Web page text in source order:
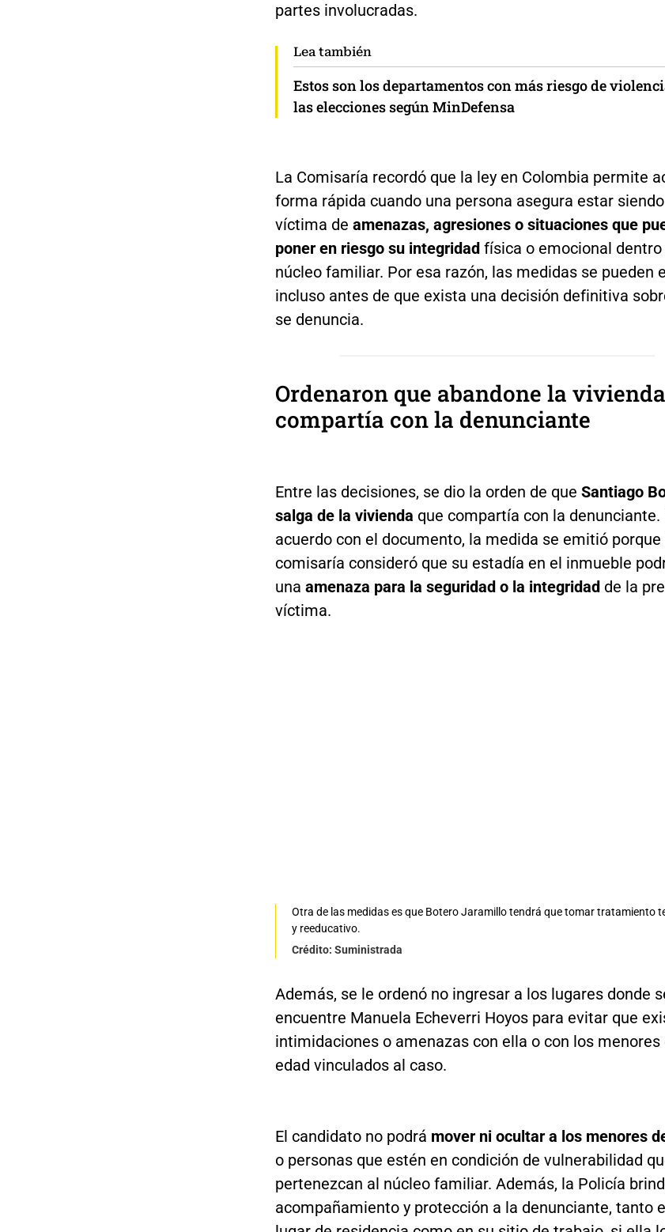
partes involucradas.
Lea también
Estos son los departamentos con más riesgo de
las elecciones según MinDefensa
La Comisaría recordó que la ley en Colombia permite
forma rápida cuando una persona asegura estar siendo
víctima de amenazas, agresiones o situaciones que
poner en riesgo su integridadfísica o emocional dentro
núcleo familiar. Por esa razón, las medidas se pueden
incluso antes de que exista una decisión definitiva
se denuncia.
Ordenaron que abandone la
compartía con la denunciante
Entre las decisiones, se dio la orden de que Santiago
salga de la vivienda que compartía con la denunciante.
acuerdo con el documento, la medida se emitió porque
comisaría consideró que su estadía en el inmueble
una amenaza para la seguridad o la integridad de la
víctima.
Otra de las medidas es que Botero Jaramillo tendrá que tomar tratamiento
y reeducativo.
Crédito: Suministrada
Además, se le ordenó no ingresar a los lugares donde
encuentre Manuela Echeverri Hoyos para evitar que
intimidaciones o amenazas con ella o con los menores
edad vinculados al caso.
El candidato no podrá mover ni ocultar a los menores
o personas que estén en condición de vulnerabilidad
pertenezcan al núcleo familiar. Además, la Policía
acompañamiento y protección a la denunciante, tanto